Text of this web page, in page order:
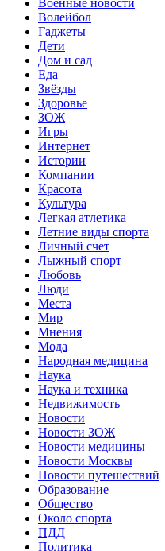
Военные новости
Волейбол
Гаджеты
Дети
Дом и сад
Еда
Звёзды
Здоровье
ЗОЖ
Игры
Интернет
Истории
Компании
Красота
Культура
Легкая атлетика
Летние виды спорта
Личный счет
Лыжный спорт
Любовь
Люди
Места
Мир
Мнения
Мода
Народная медицина
Наука
Наука и техника
Недвижимость
Новости
Новости ЗОЖ
Новости медицины
Новости Москвы
Новости путешествий
Образование
Общество
Около спорта
ПДД
Политика